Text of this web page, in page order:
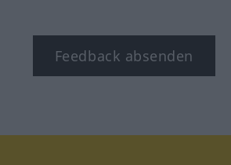
Feedback absenden